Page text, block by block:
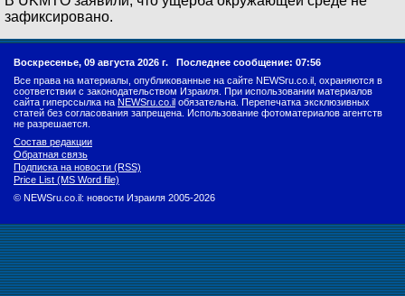
зафиксировано.
Воскресенье, 09 августа 2026 г. Последнее сообщение: 07:56
Все права на материалы, опубликованные на сайте NEWSru.co.il, охраняются в
соответствии с законодательством Израиля. При использовании материалов
сайта гиперссылка на NEWSru.co.il обязательна. Перепечатка эксклюзивных
статей без согласования запрещена. Использование фотоматериалов агентств
не разрешается.
Состав редакции
Обратная связь
Подписка на новости (RSS)
Price List (MS Word file)
© NEWSru.co.il: новости Израиля 2005-2026